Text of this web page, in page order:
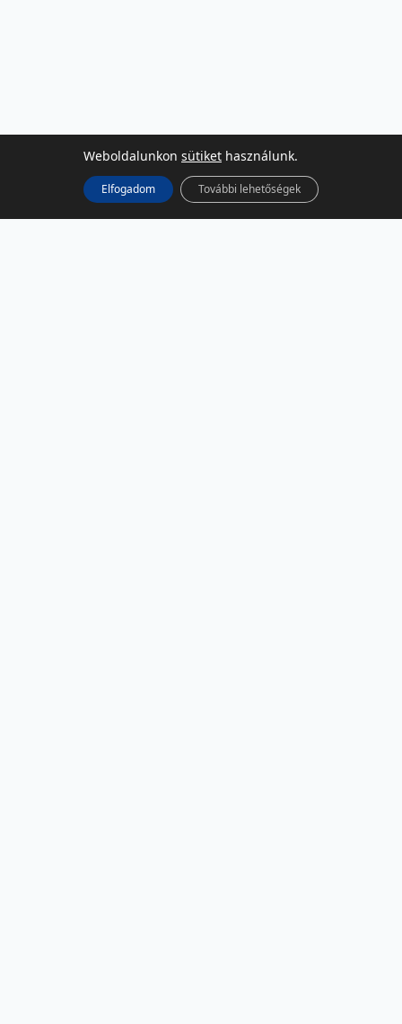
Weboldalunkon sütiket használunk.
Elfogadom További lehetőségek